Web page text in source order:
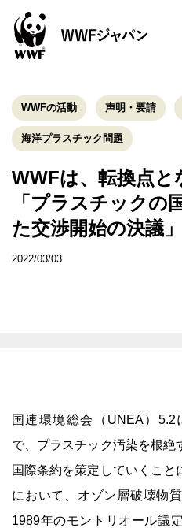
WWFの活動 声明・要請
海洋プラスチック問題
WWFは、転換点と
「プラスチックの
た交渉開始の決議
2022/03/03
国連環境総会（UNEA）
で、プラスチック汚染を根絶
国際条約を策定していくこ
において、オゾン層破壊物
1989年のモントリオール議